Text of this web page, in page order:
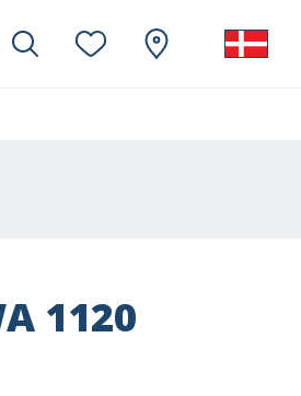
1120